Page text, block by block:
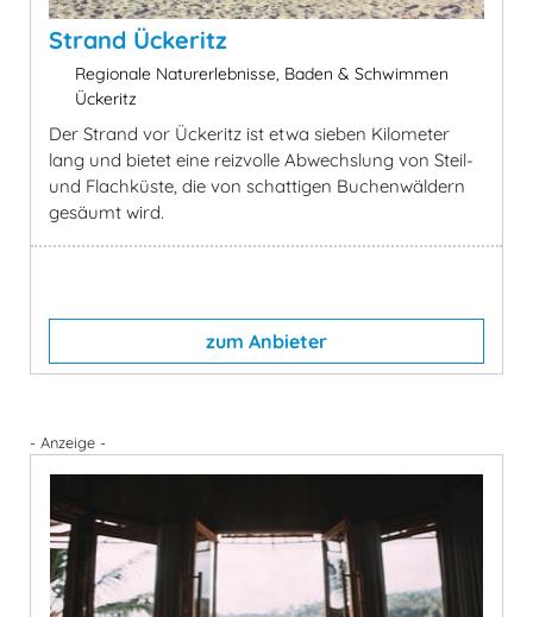
Strand Ückeritz
Regionale Naturerlebnisse, Baden & Schwimmen
Ückeritz
Der Strand vor Ückeritz ist etwa sieben Kilometer
lang und bietet eine reizvolle Abwechslung von Steil-
und Flachküste, die von schattigen Buchenwäldern
gesäumt wird.
zum Anbieter
- Anzeige -